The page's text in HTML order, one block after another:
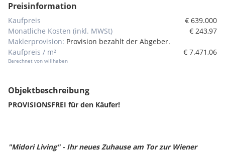
Preisinformation
Kaufpreis
€ 639.000
Monatliche Kosten (inkl. MWSt)
€ 243,97
Maklerprovision: Provision bezahlt der Abgeber.
Kaufpreis / m²
Berechnet von willhaben
€ 7.471,06
Objektbeschreibung
PROVISIONSFREI für den Käufer!
"Midori Living" - Ihr neues Zuhause am Tor zur Wiener